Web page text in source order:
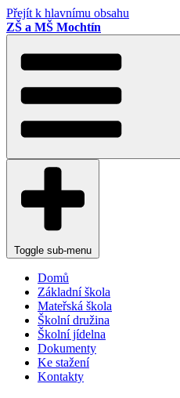
Přejít k hlavnímu obsahu
ZŠ a MŠ Mochtín
Toggle sub-menu
Domů
Základní škola
Mateřská škola
Školní družina
Školní jídelna
Dokumenty
Ke stažení
Kontakty